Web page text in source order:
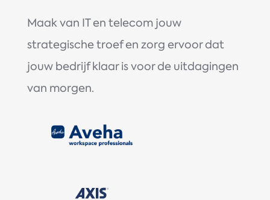
Maak van IT en telecom jouw
strategische troef en zorg ervoor dat
jouw bedrijf klaar is voor de uitdagingen
van morgen.